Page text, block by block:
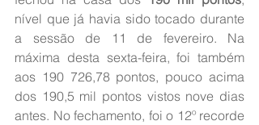
nível que já havia sido tocado durante
a sessão de 11 de fevereiro. Na
máxima desta sexta-feira, foi também
aos 190 726,78 pontos, pouco acima
dos 190,5 mil pontos vistos nove dias
antes. No fechamento, foi o 12º recorde